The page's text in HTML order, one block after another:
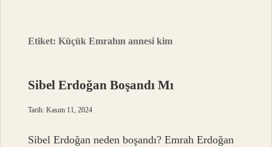
Etiket:Küçük Emrahın annesi kim
Sibel Erdoğan Boşandı Mı
Tarih: Kasım 11, 2024
Sibel Erdoğan neden boşandı? Emrah Erdoğan